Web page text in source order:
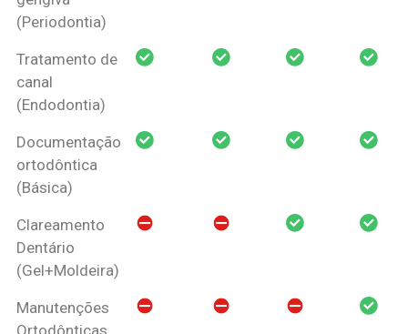
(Periodontia)
Tratamento de
canal
(Endodontia)
Documentação
ortodôntica
(Básica)
Clareamento
Dentário
(Gel+Moldeira)
Manutenções
Ortodônticas